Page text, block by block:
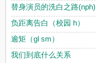
替身演员的洗白之路(nph)
负距离告白（校园 h）
逾矩（gl sm）
我们到底什么关系